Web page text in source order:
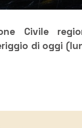
Civile
di oggi